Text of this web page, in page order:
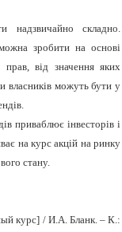
надзвичайно складно.
зробити на основі
прав, від значення яких
власників можуть бути у
приваблює інвесторів і
на курс акцій на ринку
стану.
курс] / И.А. Бланк.– К.: